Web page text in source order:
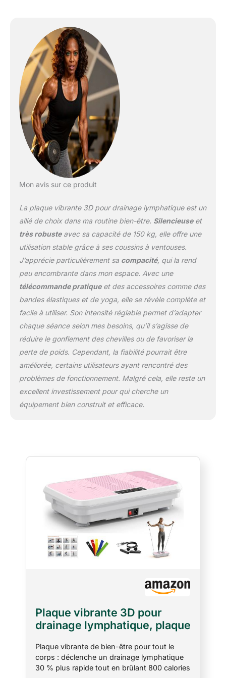
【Incinérateur de graisse de 15 minutes】
Sessions continues de 15 minutes (50 %
plus longues que les concurrents), brûlez 3
fois plus de calories lors d'un entraînement
cardio traditionnel – Coupez 5,3 cm de tour
de taille en 12 semaines. Idéal pour tonifier la
mariée ou la préparation à la plage avec des
résultats de niveau salle de sport en deux
fois moins de temps. Moteur de
personnalisation intelligent : 99 niveaux
d'intensité et 10 programmes professionnels
s'adaptent de la rééducation douce au HIIT
de niveau professionnel. Que ce soit assis,
debout ou couché, atteignez des objectifs
personnalisés : combustion des graisses,
mobilité ou désintoxication - Activation
fréquence de 12 Hz pour la sculpture des
bras/des abdominaux/des fesses. Silencieux
et capacité de 150 kg : fonctionnement
silencieux de 30 dB avec télécommande
muette à une touche, profitez de séances
d'entraînement adaptées au travail à domicile
et à l'appartement à tout moment. Le cadre
en acier de qualité industrielle supporte 150
et tous les types de corps. 12,7 cm
d'épaisseur et 8,5 kg, design peu
encombrant qui se glisse sous le
bureau/lit/canapé.
【Kit de fitness tout-
en-un】Kit professionnel de haute qualité,
comprenant 5 ceintures de yoga, 2 cordes
élastiques et un guide de démarrage rapide.
Le guide de la machine d'exercice à plaque
vibrante dispose d'instructions détaillées
pour une forme et une technique
Mon avis sur ce produit
La plaque vibrante 3D pour drainage lymphatique est un
allié de choix dans ma routine bien-être. Silencieuseet
très robusteavec sa capacité de 150 kg, elle offre une
utilisation stable grâce à ses coussins à ventouses.
J’apprécie particulièrement sa compacité, qui la rend
peu encombrante dans mon espace. Avec une
télécommande pratiqueet des accessoires comme des
bandes élastiques et de yoga, elle se révèle complète et
facile à utiliser. Son intensité réglable permet d’adapter
chaque séance selon mes besoins, qu’il s’agisse de
réduire le gonflement des chevilles ou de favoriser la
perte de poids. Cependant, la fiabilité pourrait être
améliorée, certains utilisateurs ayant rencontré des
problèmes de fonctionnement. Malgré cela, elle reste un
excellent investissement pour qui cherche un
équipement bien construit et efficace.
Plaque vibrante 3D pour
drainage lymphatique, plaque
capacité de 150 kg, planche
vibrante silencieuse, 5
ceintures de yoga et 2
Plaque vibrante de bien-être pour tout le
corps : déclenche un drainage lymphatique
30 % plus rapide tout en brûlant 800 calories